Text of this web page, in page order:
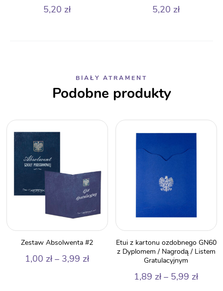
5,20 zł 5,20 zł
BIAŁY ATRAMENT
Podobne produkty
Zestaw Absolwenta #2
1,00 zł – 3,99 złZakres
Etui z kartonu ozdobnego GN60
z Dyplomem / Nagrodą / Listem
Gratulacyjnym
1,89 zł – 5,99 zł